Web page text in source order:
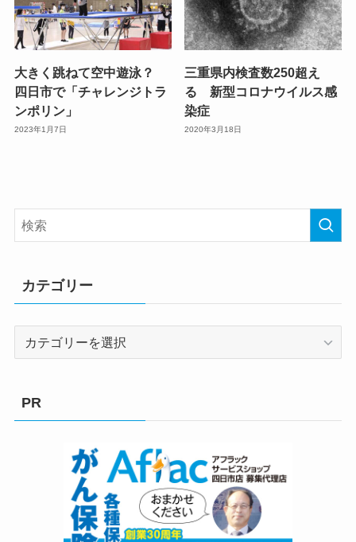
大きく跳ねて空中遊泳？
四日市で「チャレンジトラ
ンポリン」
2023年1月7日
三重県内検査数250超え
る 新型コロナウイルス感
染症
2020年3月18日
カテゴリー
PR